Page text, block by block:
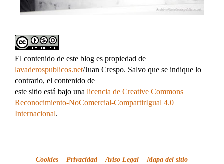
El contenido de este blog es propiedad de
lavaderospublicos.net/Juan Crespo. Salvo que se indique lo
contrario, el contenido de
este sitio está bajo una licencia de Creative Commons
Reconocimiento-NoComercial-CompartirIgual 4.0
Internacional.
Cookies Privacidad Aviso Legal Mapa del sitio